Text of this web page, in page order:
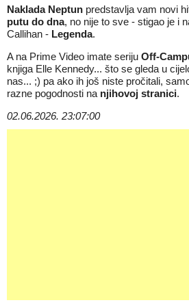
Naklada Neptun predstavlja vam novi
putu do dna, no nije to sve - stigao je i
Callihan - Legenda.
A na Prime Video imate seriju Off-
knjiga Elle Kennedy... što se gleda u
nas... ;) pa ako ih još niste pročitali,
razne pogodnosti na njihovoj stranici.
02.06.2026. 23:07:00